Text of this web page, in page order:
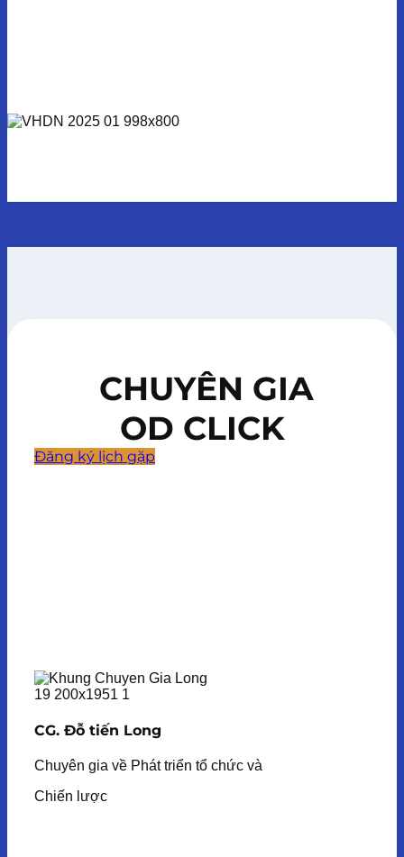
CHUYÊN GIA
OD CLICK
Đăng ký lịch gặp
CG. Đỗ tiến Long
Chuyên gia về Phát triển tổ chức và
Chiến lược